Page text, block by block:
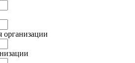
организации